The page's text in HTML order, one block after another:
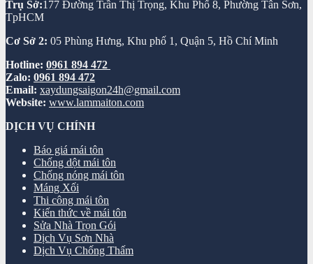
Trụ Sở:177 Đường Trần Thị Trọng, Khu Phố 8, Phường Tân Sơn,
TpHCM
Cơ Sở 2: 05 Phùng Hưng, Khu phố 1, Quận 5, Hồ Chí Minh
Hotline: 0961 894 472
Zalo: 0961 894 472
Email: xaydungsaigon24h@gmail.com
Website: www.lammaiton.com
DỊCH VỤ CHÍNH
Báo giá mái tôn
Chống dột mái tôn
Chống nóng mái tôn
Máng Xối
Thi công mái tôn
Kiến thức về mái tôn
Sửa Nhà Trọn Gói
Dịch Vụ Sơn Nhà
Dịch Vụ Chống Thấm